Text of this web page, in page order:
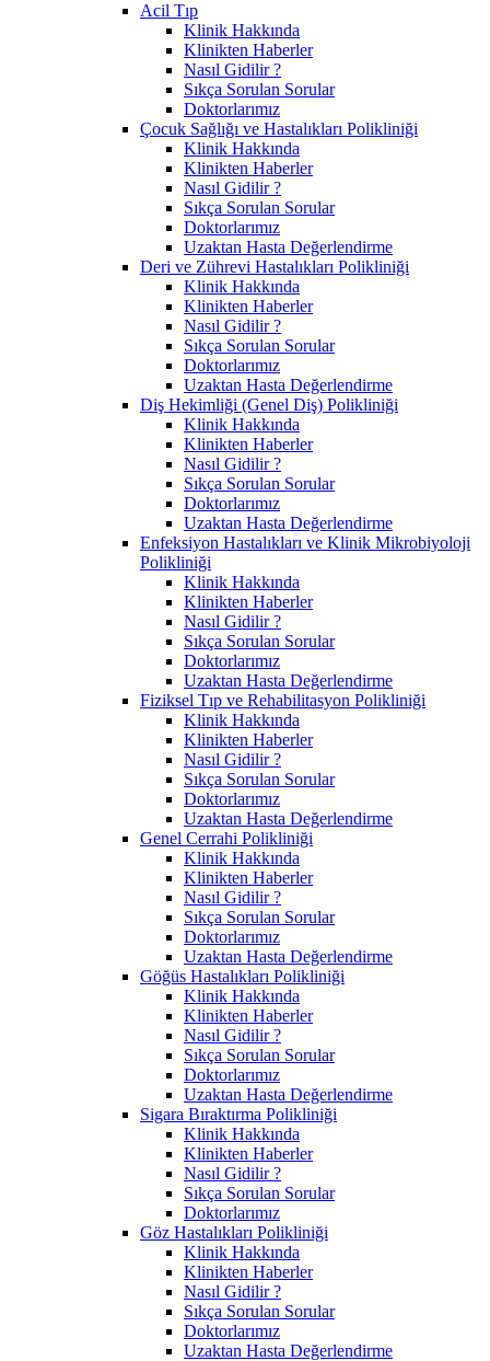
Acil Tıp
Klinik Hakkında
Klinikten Haberler
Nasıl Gidilir ?
Sıkça Sorulan Sorular
Doktorlarımız
Çocuk Sağlığı ve Hastalıkları Polikliniği
Klinik Hakkında
Klinikten Haberler
Nasıl Gidilir ?
Sıkça Sorulan Sorular
Doktorlarımız
Uzaktan Hasta Değerlendirme
Deri ve Zührevi Hastalıkları Polikliniği
Klinik Hakkında
Klinikten Haberler
Nasıl Gidilir ?
Sıkça Sorulan Sorular
Doktorlarımız
Uzaktan Hasta Değerlendirme
Diş Hekimliği (Genel Diş) Polikliniği
Klinik Hakkında
Klinikten Haberler
Nasıl Gidilir ?
Sıkça Sorulan Sorular
Doktorlarımız
Uzaktan Hasta Değerlendirme
Enfeksiyon Hastalıkları ve Klinik Mikrobiyoloji
Polikliniği
Klinik Hakkında
Klinikten Haberler
Nasıl Gidilir ?
Sıkça Sorulan Sorular
Doktorlarımız
Uzaktan Hasta Değerlendirme
Fiziksel Tıp ve Rehabilitasyon Polikliniği
Klinik Hakkında
Klinikten Haberler
Nasıl Gidilir ?
Sıkça Sorulan Sorular
Doktorlarımız
Uzaktan Hasta Değerlendirme
Genel Cerrahi Polikliniği
Klinik Hakkında
Klinikten Haberler
Nasıl Gidilir ?
Sıkça Sorulan Sorular
Doktorlarımız
Uzaktan Hasta Değerlendirme
Göğüs Hastalıkları Polikliniği
Klinik Hakkında
Klinikten Haberler
Nasıl Gidilir ?
Sıkça Sorulan Sorular
Doktorlarımız
Uzaktan Hasta Değerlendirme
Sigara Bıraktırma Polikliniği
Klinik Hakkında
Klinikten Haberler
Nasıl Gidilir ?
Sıkça Sorulan Sorular
Doktorlarımız
Göz Hastalıkları Polikliniği
Klinik Hakkında
Klinikten Haberler
Nasıl Gidilir ?
Sıkça Sorulan Sorular
Doktorlarımız
Uzaktan Hasta Değerlendirme